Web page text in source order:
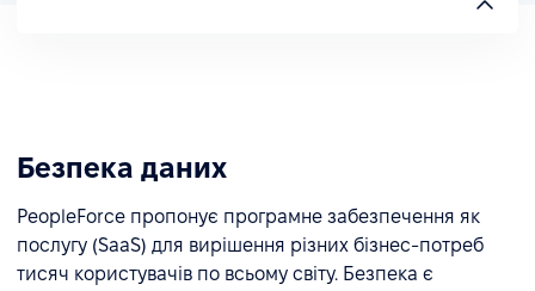
Безпека даних
PeopleForce пропонує програмне забезпечення як
послугу (SaaS) для вирішення різних бізнес-потреб
тисяч користувачів по всьому світу. Безпека є